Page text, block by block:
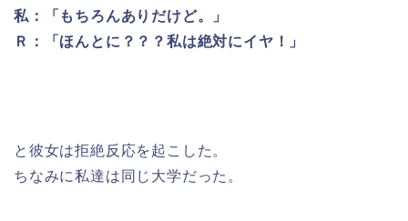
私：「もちろんありだけど。」
Ｒ：「ほんとに？？？私は絶対にイヤ！」
と彼女は拒絶反応を起こした。
ちなみに私達は同じ大学だった。